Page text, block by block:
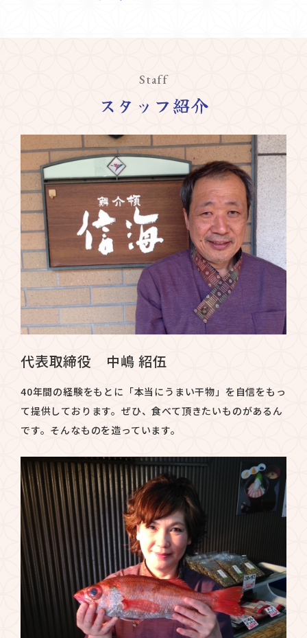
Staff
スタッフ紹介
代表取締役 中嶋 紹伍
40年間の経験をもとに「本当にうまい干物」を自信をもっ
て提供しております。ぜひ、食べて頂きたいものがあるん
です。そんなものを造っています。